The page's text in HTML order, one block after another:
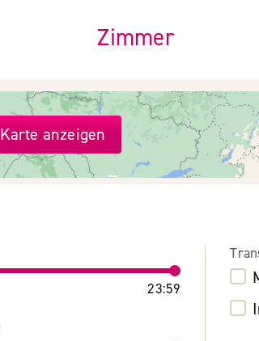
Zimmer
Karte anzeigen
23:59